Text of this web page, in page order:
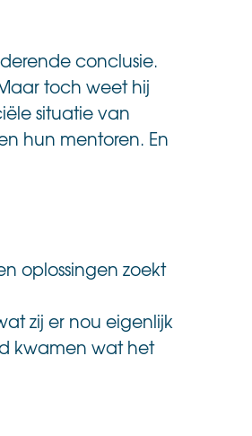
conclusie.
toch weet hij
situatie van
hun mentoren. En
oplossingen zoekt
zij er nou eigenlijk
kwamen wat het